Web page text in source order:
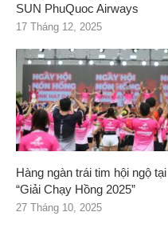
SUN PhuQuoc Airways
17 Tháng 12, 2025
Hàng ngàn trái tim hội ngộ tại
“Giải Chạy Hồng 2025”
27 Tháng 10, 2025